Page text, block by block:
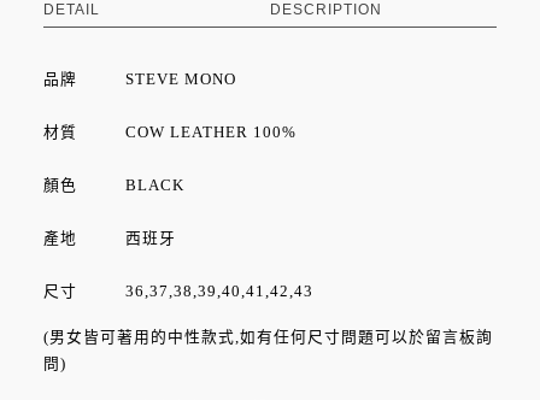
DETAIL DESCRIPTION
品牌 STEVE MONO
材質 COW LEATHER 100%
顏色 BLACK
產地 西班牙
尺寸 36,37,38,39,40,41,42,43
(男女皆可著用的中性款式,如有任何尺寸問題可以於留言板詢
問)